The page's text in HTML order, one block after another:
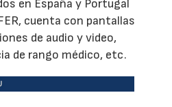
en España y Portugal
cuenta con pantallas
de audio y video,
de rango médico, etc.